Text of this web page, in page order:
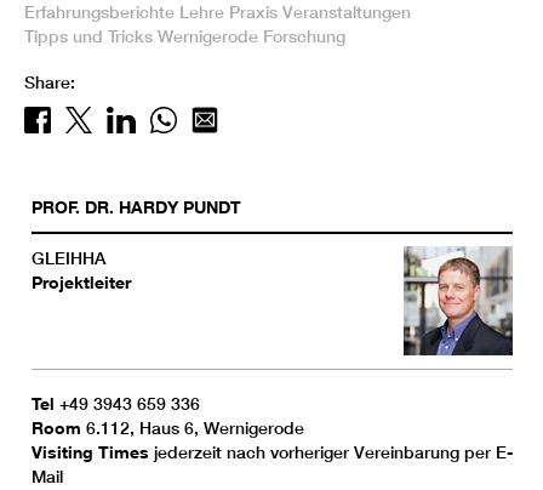
Erfahrungsberichte Lehre Praxis Veranstaltungen
Tipps und Tricks Wernigerode Forschung
Share:
PROF. DR. HARDY PUNDT
GLEIHHA
Projektleiter
Tel +49 3943 659 336
Room 6.112, Haus 6, Wernigerode
Visiting Times jederzeit nach vorheriger Vereinbarung per E-
Mail